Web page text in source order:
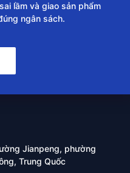
lầm và giao sản phẩm
ngân sách.
Jianpeng, phường
Trung Quốc